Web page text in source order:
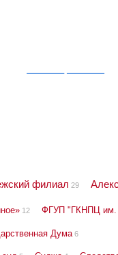
филиал 29
12 ФГУП "ГКНПЦ им.
Дума 6